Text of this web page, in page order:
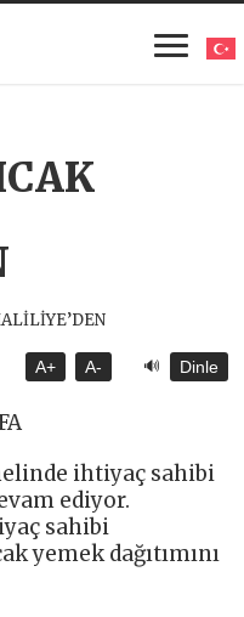
A+ A- 🔊 Dinle
ihtiyaç sahibi
ediyor.
sahibi
yemek dağıtımını